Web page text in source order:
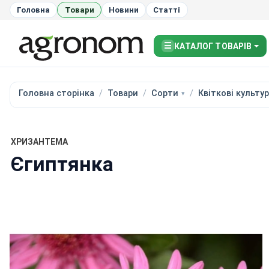
Головна Товари Новини Статті
☰ КАТАЛОГ ТОВАРІВ
Головна сторінка Товари Сорти Квіткові
ХРИЗАНТЕМА
Єгиптянка